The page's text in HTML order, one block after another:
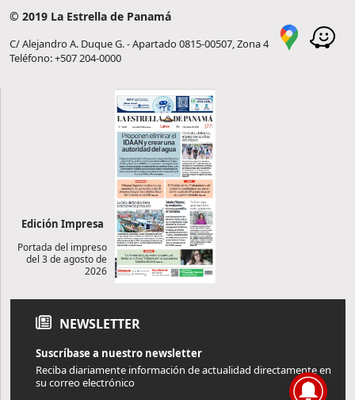
© 2019 La Estrella de Panamá
C/ Alejandro A. Duque G. - Apartado 0815-00507, Zona 4
Teléfono: +507 204-0000
Edición Impresa
Portada del impreso
del 3 de agosto de
2026
NEWSLETTER
Suscríbase a nuestro newsletter
Reciba diariamente información de actualidad directamente en
su correo electrónico